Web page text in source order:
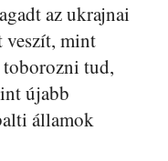
az ukrajnai
veszít, mint
toborozni tud,
újabb
államok